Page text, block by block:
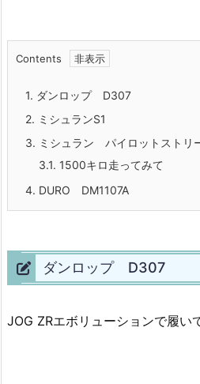
Contents
1. ダンロップ D307
2. ミシュランS1
3. ミシュラン パイロットストリ
3.1. 1500キロ走ってみて
4. DURO DM1107A
ダンロップ D307
JOG ZRエボリューションで履い